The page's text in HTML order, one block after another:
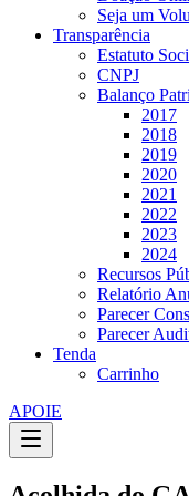
Seja um
Transparência
Estatuto
CNPJ
Balanço
2017
2018
2019
2020
2021
2022
2023
2024
Recursos
Relatório
Parecer
Parecer
Tenda
Carrinho
APOIE